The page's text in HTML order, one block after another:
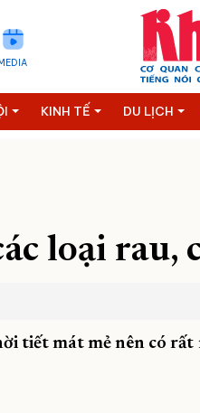
KINH TẾ DU LỊCH
loại rau,
tiết mát mẻ nên có rất